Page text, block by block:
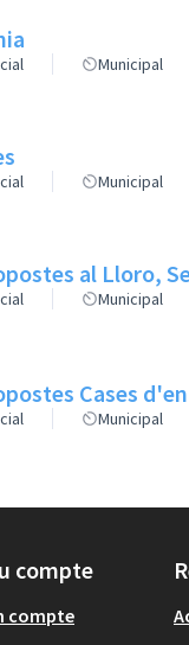
Municipal
Municipal
al Lloro,
Municipal
Cases
Municipal
compte
compte